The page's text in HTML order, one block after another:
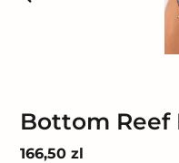
Bottom Reef
Cena
166,50 zl